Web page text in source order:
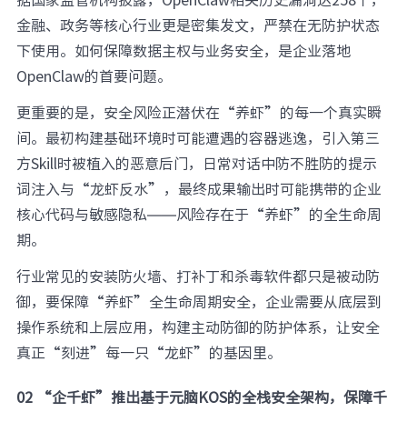
金融、政务等核心行业更是密集发文，严禁在无防护状态
下使用。如何保障数据主权与业务安全，是企业落地
OpenClaw的首要问题。
更重要的是，安全风险正潜伏在“养虾”的每一个真实瞬
间。最初构建基础环境时可能遭遇的容器逃逸，引入第三
方Skill时被植入的恶意后门，日常对话中防不胜防的提示
词注入与“龙虾反水”，最终成果输出时可能携带的企业
核心代码与敏感隐私——风险存在于“养虾”的全生命周
期。
行业常见的安装防火墙、打补丁和杀毒软件都只是被动防
御，要保障“养虾”全生命周期安全，企业需要从底层到
操作系统和上层应用，构建主动防御的防护体系，让安全
真正“刻进”每一只“龙虾”的基因里。
02 “企千虾”推出基于元脑KOS的全栈安全架构，保障千